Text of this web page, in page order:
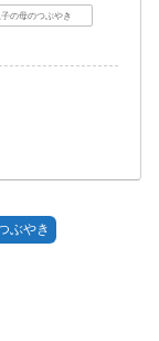
の母のつぶやき
ぶやき